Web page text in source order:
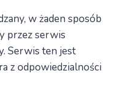
w żaden sposób
przez serwis
Serwis ten jest
z odpowiedzialności